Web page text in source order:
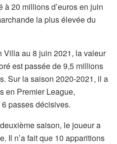
à 20 millions d’euros en juin
la plus élevée du
Villa au 8 juin 2021, la valeur
est passée de 9,5 millions
Sur la saison 2020-2021, il a
en Premier League,
passes décisives.
saison, le joueur a
Il n’a fait que 10 apparitions